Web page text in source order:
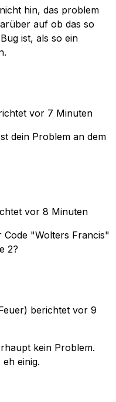
hin, das problem
auf ob das so
ist, als so ein
vor 7 Minuten
dein Problem an dem
vor 8 Minuten
"Wolters Francis"
2?
berichtet vor 9
kein Problem.
einig.